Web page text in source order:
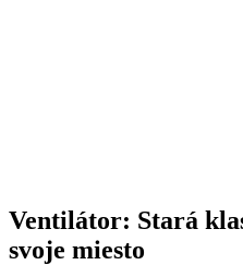
Ventilátor: Stará
svoje miesto